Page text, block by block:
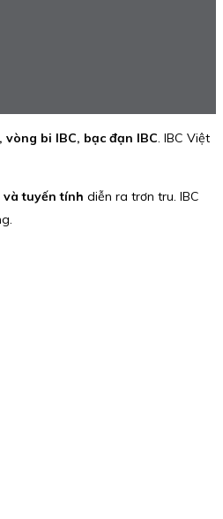
bi IBC, bạc đạn IBC. IBC Việt
và tuyến tính diễn ra trơn tru. IBC